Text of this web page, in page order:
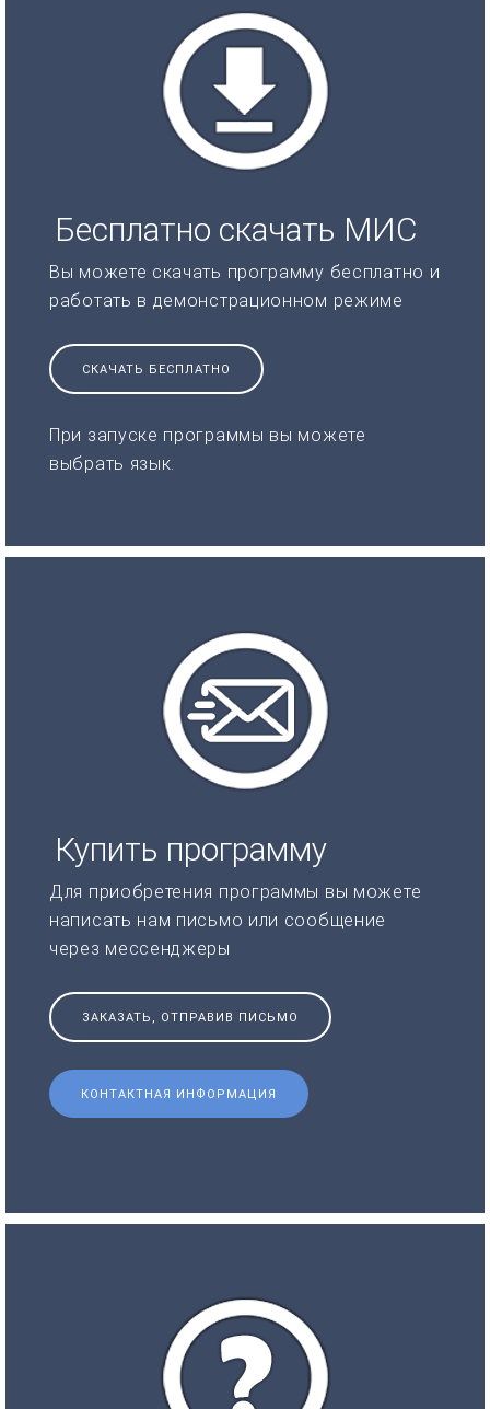
Бесплатно скачать МИС
Вы можете скачать программу бесплатно и
работать в демонстрационном режиме
СКАЧАТЬ БЕСПЛАТНО
При запуске программы вы можете
выбрать язык.
Купить программу
Для приобретения программы вы можете
написать нам письмо или сообщение
через мессенджеры
ЗАКАЗАТЬ, ОТПРАВИВ ПИСЬМО
КОНТАКТНАЯ ИНФОРМАЦИЯ